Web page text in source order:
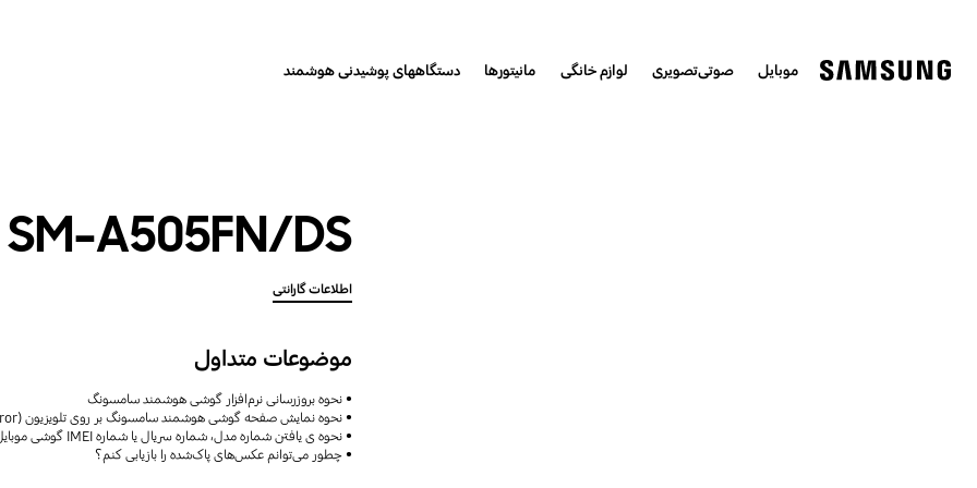
موبایل صوتی‌تصویری لوازم خانگی مانیتورها دستگاههای پوشیدنی هوشمند
SM-A505FN/DS
اطلاعات گارانتی
موضوعات متداول
نحوه بروزرسانی نرم‌افزار گوشی هوشمند سامسونگ
نحوه نمایش صفحه گوشی هوشمند سامسونگ بر روی تلویزیون (Screen Mirror)
نحوه ی یافتن شماره مدل، شماره سریال یا شماره IMEI گوشی موبایل
چطور می‌توانم عکس‌های پاک‌شده را بازیابی کنم؟